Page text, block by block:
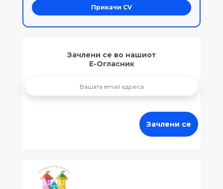
Прикачи CV
Зачлени се во нашиот
Е-Огласник